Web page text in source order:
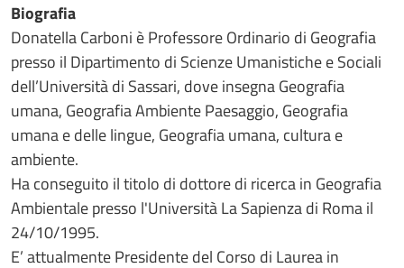
Biografia
Donatella Carboni è Professore Ordinario di Geografia
presso il Dipartimento di Scienze Umanistiche e Sociali
dell’Università di Sassari, dove insegna Geografia
umana, Geografia Ambiente Paesaggio, Geografia
umana e delle lingue, Geografia umana, cultura e
ambiente.
Ha conseguito il titolo di dottore di ricerca in Geografia
Ambientale presso l'Università La Sapienza di Roma il
24/10/1995.
E’ attualmente Presidente del Corso di Laurea in